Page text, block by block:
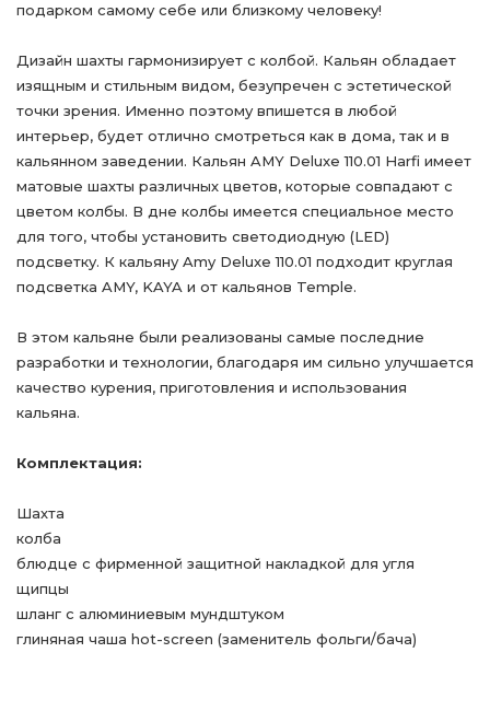
подарком самому себе или близкому человеку!
Дизайн шахты гармонизирует с колбой. Кальян обладает
изящным и стильным видом, безупречен с эстетической
точки зрения. Именно поэтому впишется в любой
интерьер, будет отлично смотреться как в дома, так и в
кальянном заведении. Кальян AMY Deluxe 110.01 Harfi имеет
матовые шахты различных цветов, которые совпадают с
цветом колбы. В дне колбы имеется специальное место
для того, чтобы установить светодиодную (LED)
подсветку. К кальяну Amy Deluxe 110.01 подходит круглая
подсветка AMY, KAYA и от кальянов Temple.
В этом кальяне были реализованы самые последние
разработки и технологии, благодаря им сильно улучшается
качество курения, приготовления и использования
кальяна.
Комплектация:
Шахта
колба
блюдце с фирменной защитной накладкой для угля
щипцы
шланг с алюминиевым мундштуком
глиняная чаша hot-screen (заменитель фольги/бача)